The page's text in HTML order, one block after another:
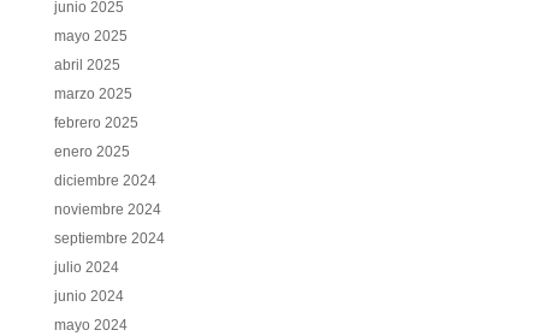
junio 2025
mayo 2025
abril 2025
marzo 2025
febrero 2025
enero 2025
diciembre 2024
noviembre 2024
septiembre 2024
julio 2024
junio 2024
mayo 2024